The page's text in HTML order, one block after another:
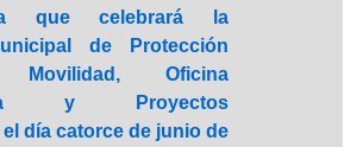
que celebrará la
de Protección
Movilidad, Oficina
y Proyectos
día catorce de junio de